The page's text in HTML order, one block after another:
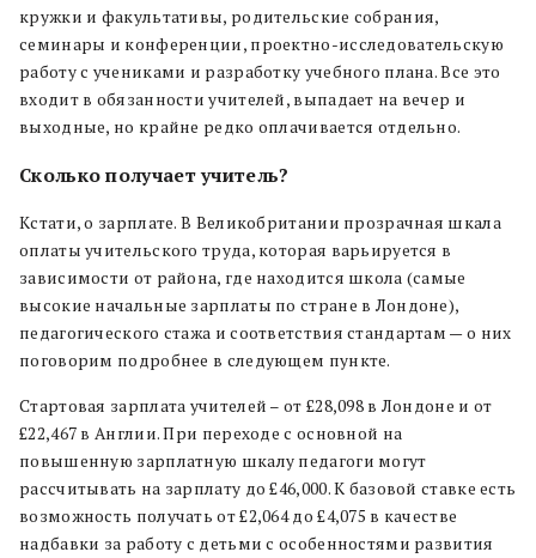
кружки и факультативы, родительские собрания,
семинары и конференции, проектно-исследовательскую
работу с учениками и разработку учебного плана. Все это
входит в обязанности учителей, выпадает на вечер и
выходные, но крайне редко оплачивается отдельно.
Сколько получает учитель?
Кстати, о зарплате. В Великобритании прозрачная шкала
оплаты учительского труда, которая варьируется в
зависимости от района, где находится школа (самые
высокие начальные зарплаты по стране в Лондоне),
педагогического стажа и соответствия стандартам — о них
поговорим подробнее в следующем пункте.
Стартовая зарплата учителей – от £28,098 в Лондоне и от
£22,467 в Англии. При переходе с основной на
повышенную зарплатную шкалу педагоги могут
рассчитывать на зарплату до £46,000. К базовой ставке есть
возможность получать от £2,064 до £4,075 в качестве
надбавки за работу с детьми с особенностями развития